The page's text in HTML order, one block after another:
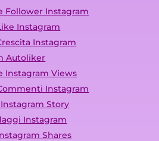
Follower Instagram
Instagram
Instagram
Autoliker
Instagram Views
Instagram
Story
Instagram
Shares